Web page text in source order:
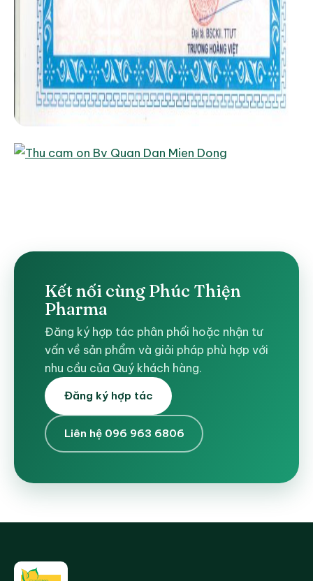
Kết nối cùng Phúc Thiện
Pharma
Đăng ký hợp tác phân phối hoặc nhận tư
vấn về sản phẩm và giải pháp phù hợp với
nhu cầu của Quý khách hàng.
Đăng ký hợp tác
Liên hệ 096 963 6806